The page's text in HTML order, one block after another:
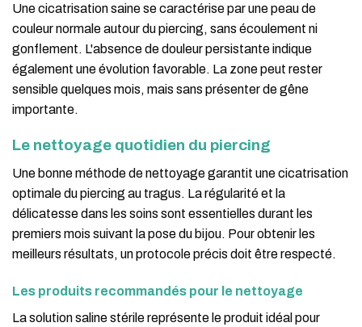
Une cicatrisation saine se caractérise par une peau de
couleur normale autour du piercing, sans écoulement ni
gonflement. L'absence de douleur persistante indique
également une évolution favorable. La zone peut rester
sensible quelques mois, mais sans présenter de gêne
importante.
Le nettoyage quotidien du piercing
Une bonne méthode de nettoyage garantit une cicatrisation
optimale du piercing au tragus. La régularité et la
délicatesse dans les soins sont essentielles durant les
premiers mois suivant la pose du bijou. Pour obtenir les
meilleurs résultats, un protocole précis doit être respecté.
Les produits recommandés pour le nettoyage
La solution saline stérile représente le produit idéal pour